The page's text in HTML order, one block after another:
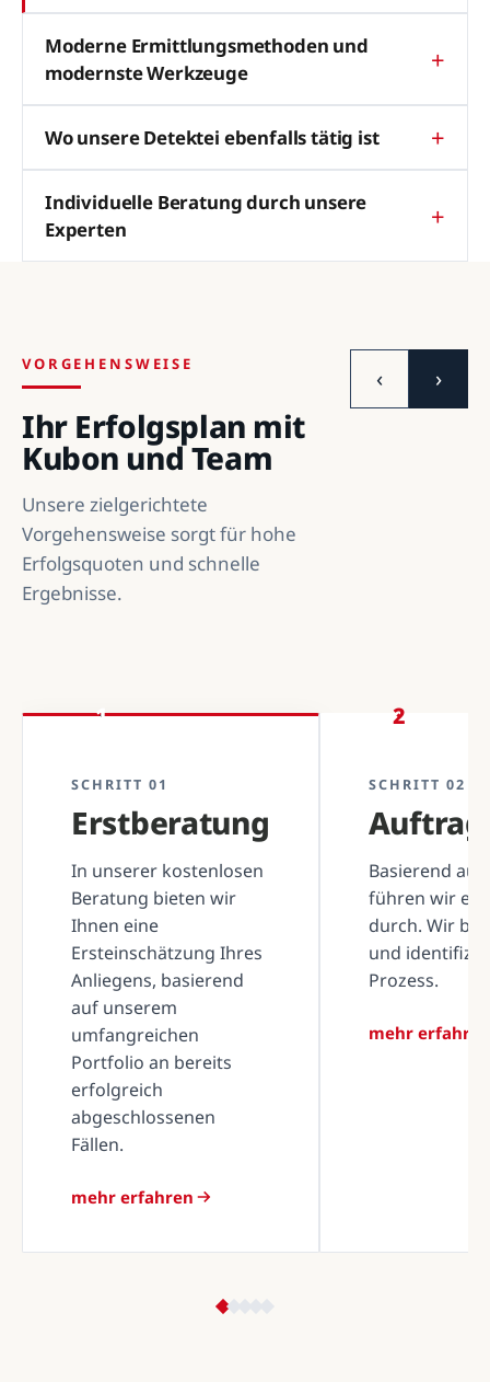
Moderne Ermittlungsmethoden und
modernste Werkzeuge
Wo unsere Detektei ebenfalls tätig ist
Individuelle Beratung durch unsere
Experten
VORGEHENSWEISE
Ihr Erfolgsplan mit
Kubon und Team
Unsere zielgerichtete
Vorgehensweise sorgt für hohe
Erfolgsquoten und schnelle
Ergebnisse.
‹ ›
1
SCHRITT 01
Erstberatung
In unserer kostenlosen
Beratung bieten wir
Ihnen eine
Ersteinschätzung Ihres
Anliegens, basierend
auf unserem
umfangreichen
Portfolio an bereits
erfolgreich
abgeschlossenen
Fällen.
mehr erfahren
2
SCHRITT 02
Basierend
führen wir
durch. Wir
und
Prozess.
mehr erfahren